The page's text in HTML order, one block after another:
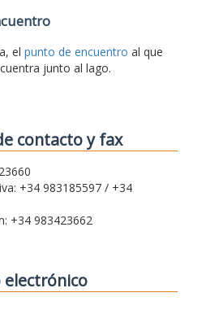
el punto de encuentro al que
junto al lago.
contacto y fax
+34 983185597 / +34
+34 983423662
electrónico